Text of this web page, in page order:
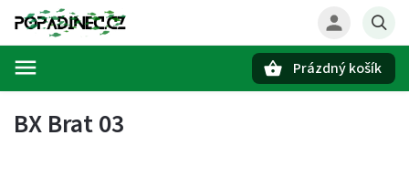
Prázdný košík
BX Brat 03